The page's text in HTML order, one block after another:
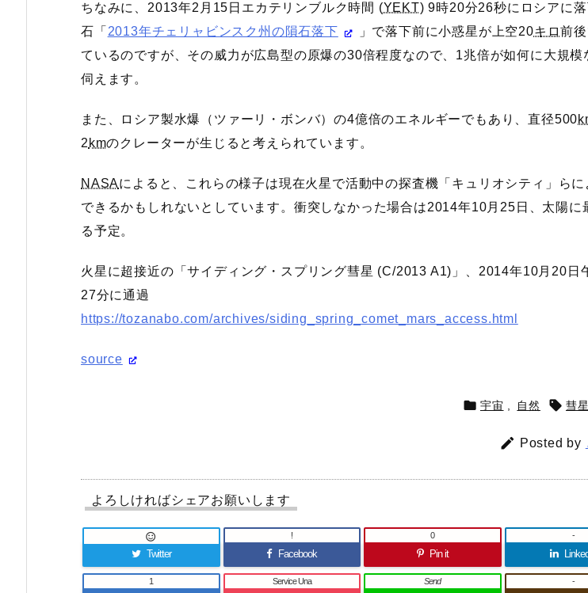
ちなみに、2013年2月15日エカテリンブルク時間 (YEKT) 9時20分26秒にロシアに
石「 2013年チェリャビンスク州の隕石落下 」で落下前に小惑星が上空20キロ前
ているのですが、その威力が広島型の原爆の30倍程度なので、1兆倍が如何に大規模
伺えます。
また、ロシア製水爆（ツァーリ・ボンバ）の4億倍のエネルギーでもあり、直径500
2 kmのクレーターが生じると考えられています。
NASAによると、これらの様子は現在火星で活動中の探査機「キュリオシティ」らに
できるかもしれないとしています。衝突しなかった場合は2014年10月25日、太陽に
る予定。
火星に超接近の「サイディング・スプリング彗星 (C/2013 A1)」、2014年10月20日
27分に通過
https://tozanabo.com/archives/siding_spring_comet_mars_access.html
source
 宇宙 自然  彗星
 Posted by
よろしければシェアお願いします
Twitter

Facebook
!
Pin it
0 -
1 Service Una Send -